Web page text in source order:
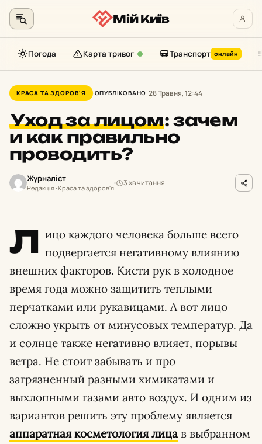
до
контенту
Мій Київ
Погода Карта тривог Транспорт онлайн
КРАСА ТА ЗДОРОВ'Я ОПУБЛІКОВАНО 28 Травня, 12:44
Уход за лицом: зачем
и как правильно
проводить?
Журналіст
Редакція · Краса та здоров'я
3 хв читання
Л ицо каждого человека больше всего
подвергается негативному влиянию
внешних факторов. Кисти рук в холодное
время года можно защитить теплыми
перчатками или рукавицами. А вот лицо
сложно укрыть от минусовых температур. Да
и солнце также негативно влияет, порывы
ветра. Не стоит забывать и про
загрязненный разными химикатами и
выхлопными газами авто воздух. И одним из
вариантов решить эту проблему является
аппаратная косметология лицав выбранном